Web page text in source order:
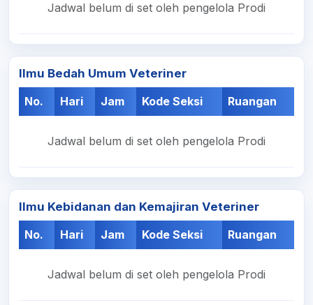
Jadwal belum di set oleh pengelola Prodi
Ilmu Bedah Umum Veteriner
No.
Hari Jam Kode Seksi Ruangan
Jadwal belum di set oleh pengelola Prodi
Ilmu Kebidanan dan Kemajiran Veteriner
No.
Hari Jam Kode Seksi Ruangan
Jadwal belum di set oleh pengelola Prodi